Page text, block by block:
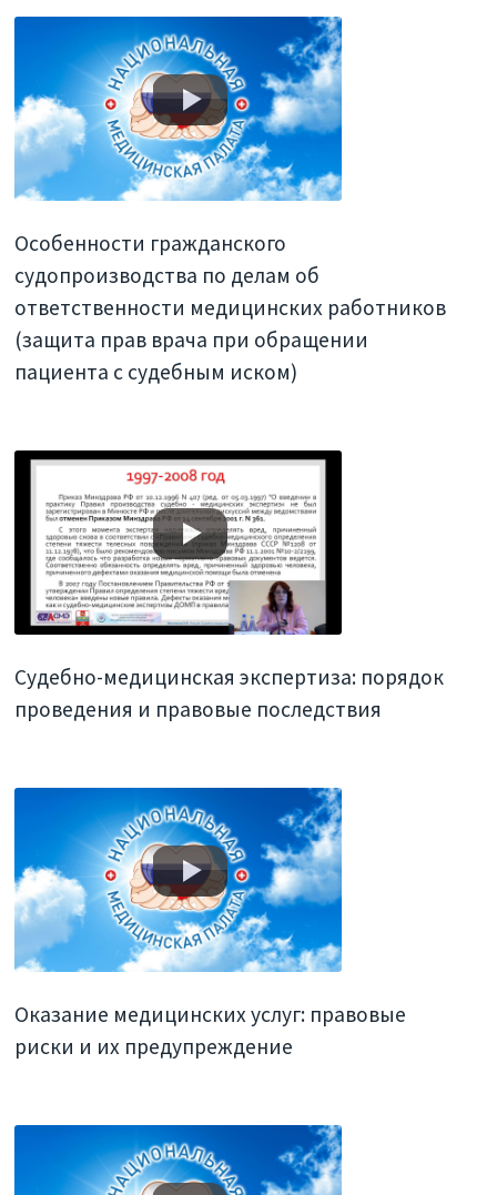
Особенности гражданского
судопроизводства по делам об
ответственности медицинских работников
(защита прав врача при обращении
пациента с судебным иском)
Судебно-медицинская экспертиза: порядок
проведения и правовые последствия
Оказание медицинских услуг: правовые
риски и их предупреждение